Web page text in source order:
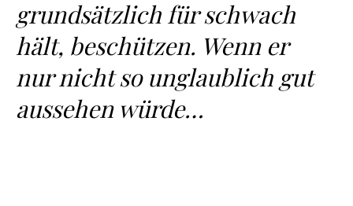
grundsätzlich für schwach
hält, beschützen. Wenn er
nur nicht so unglaublich gut
aussehen würde…